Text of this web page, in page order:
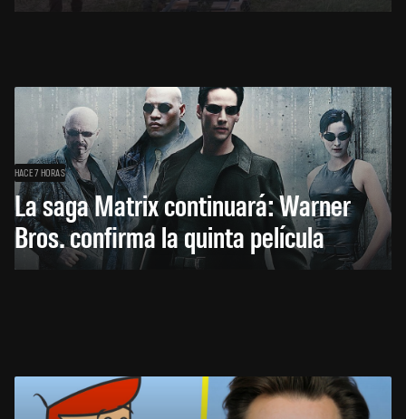
HACE 7 HORAS
La saga Matrix continuará: Warner
Bros. confirma la quinta película